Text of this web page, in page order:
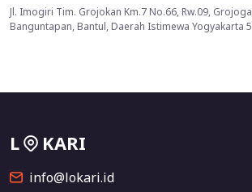
Jl. Imogiri Tim. Grojokan Km.7 No.66, Rw.09,
Banguntapan, Bantul, Daerah Istimewa Yogyakarta
L KARI
info@lokari.id